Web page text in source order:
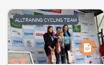
ALLTRAINING CYCLING TEAM